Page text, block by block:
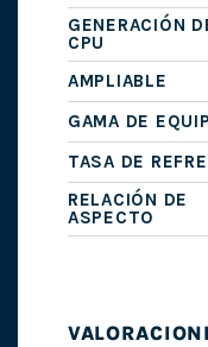
GENERACIÓN
CPU
AMPLIABLE
GAMA DE
TASA DE
RELACIÓN DE
ASPECTO